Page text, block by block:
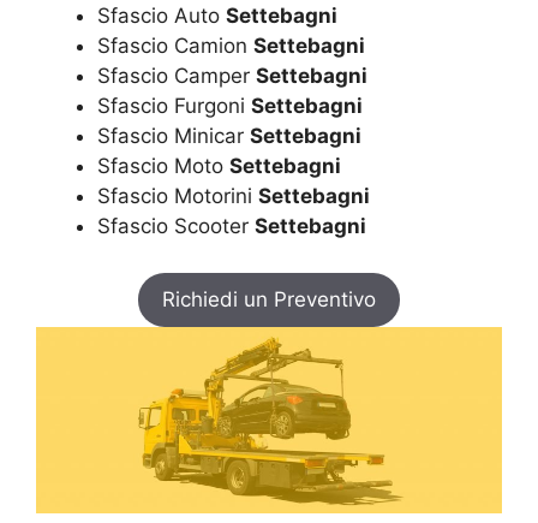
Sfascio Auto Settebagni
Sfascio Camion Settebagni
Sfascio Camper Settebagni
Sfascio Furgoni Settebagni
Sfascio Minicar Settebagni
Sfascio Moto Settebagni
Sfascio Motorini Settebagni
Sfascio Scooter Settebagni
Richiedi un Preventivo